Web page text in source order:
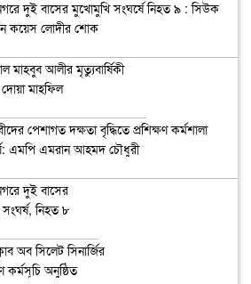
দুই বাসের মুখোমুখি সংঘর্ষে নিহত ৯ : সিউক
কয়েস লোদীর শোক
মাহবুব আলীর মৃত্যুবার্ষিকী
মাহফিল
পেশাগত দক্ষতা বৃদ্ধিতে প্রশিক্ষণ কর্মশালা
এমপি এমরান আহমদ চৌধুরী
দুই বাসের
নিহত ৮
অব সিলেট সিনার্জির
কর্মসূচি অনুষ্ঠিত